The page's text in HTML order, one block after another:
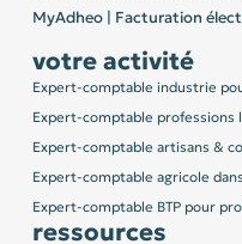
MyAdheo | Facturation
votre activité
Expert-comptable industrie
Expert-comptable professions
Expert-comptable artisans &
Expert-comptable agricole
Expert-comptable BTP pour
ressources